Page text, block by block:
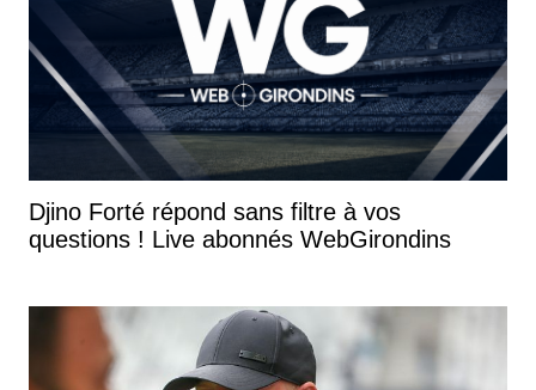
Djino Forté répond sans filtre à vos
questions ! Live abonnés WebGirondins